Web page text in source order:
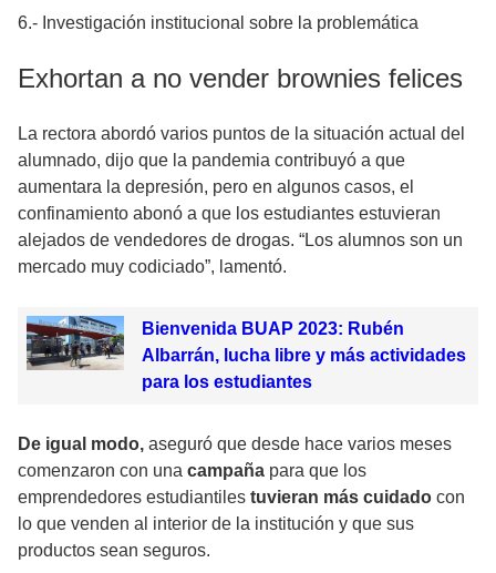
6.- Investigación institucional sobre la problemática
Exhortan a no vender brownies felices
La rectora abordó varios puntos de la situación actual del
alumnado, dijo que la pandemia contribuyó a que
aumentara la depresión, pero en algunos casos, el
confinamiento abonó a que los estudiantes estuvieran
alejados de vendedores de drogas. “Los alumnos son un
mercado muy codiciado”, lamentó.
Bienvenida BUAP 2023: Rubén
Albarrán, lucha libre y más actividades
para los estudiantes
De igual modo, aseguró que desde hace varios meses
comenzaron con una campaña para que los
emprendedores estudiantiles tuvieran más cuidado con
lo que venden al interior de la institución y que sus
productos sean seguros.